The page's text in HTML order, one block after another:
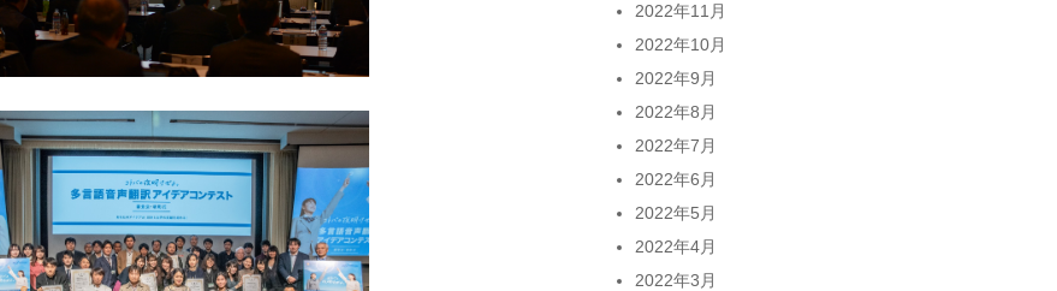
2022年11月
2022年10月
2022年9月
2022年8月
2022年7月
2022年6月
2022年5月
2022年4月
2022年3月